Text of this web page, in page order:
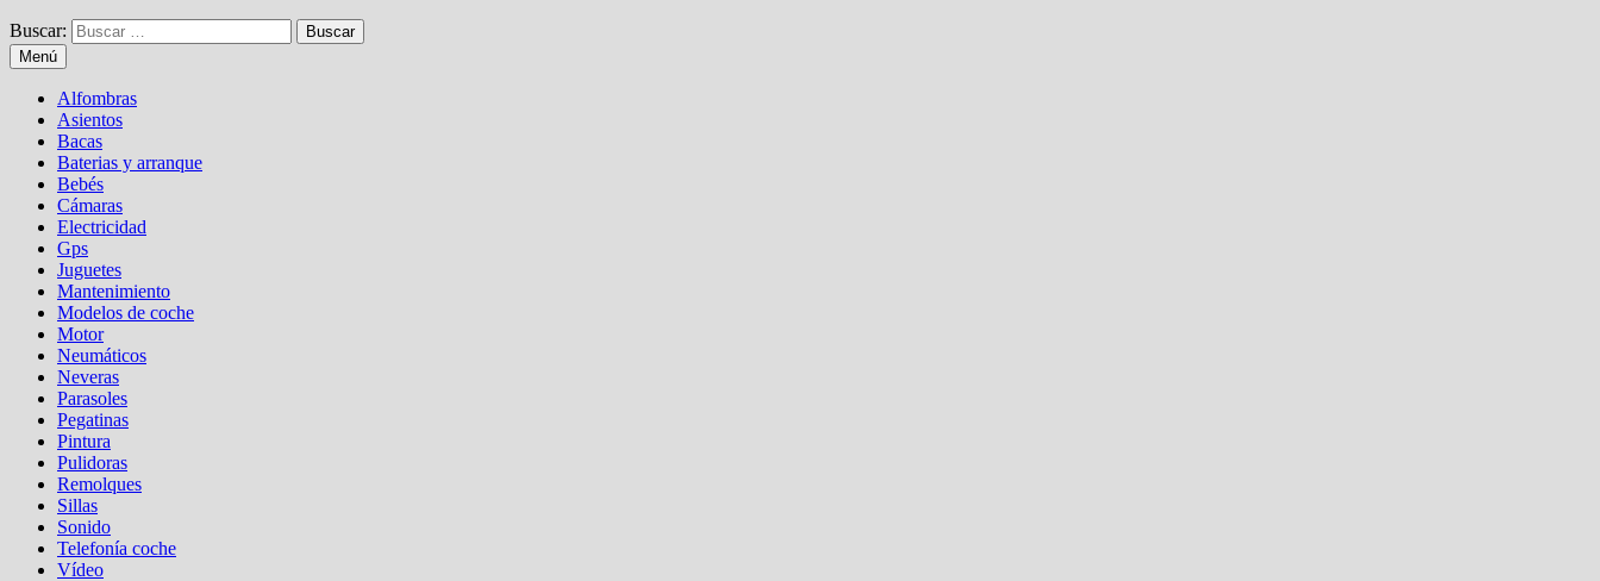
Buscar:
Menú
Alfombras
Asientos
Bacas
Baterias y arranque
Bebés
Cámaras
Electricidad
Gps
Juguetes
Mantenimiento
Modelos de coche
Motor
Neumáticos
Neveras
Parasoles
Pegatinas
Pintura
Pulidoras
Remolques
Sillas
Sonido
Telefonía coche
Vídeo